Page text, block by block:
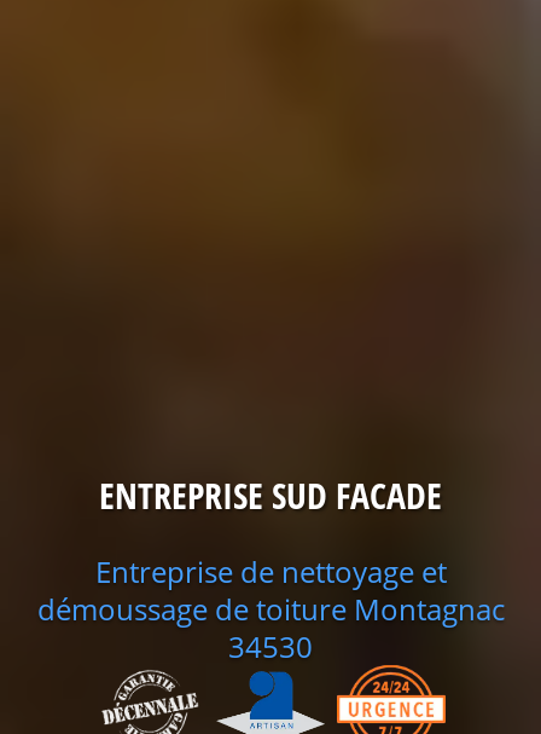
ENTREPRISE SUD FACADE
Entreprise de nettoyage et
démoussage de toiture Montagnac
34530